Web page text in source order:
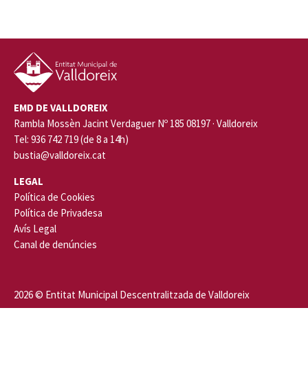
EMD DE VALLDOREIX
Rambla Mossèn Jacint Verdaguer Nº 185 08197 · Valldoreix
Tel: 936 742 719 (de 8 a 14h)
bustia@valldoreix.cat
LEGAL
Política de Cookies
Política de Privadesa
Avís Legal
Canal de denúncies